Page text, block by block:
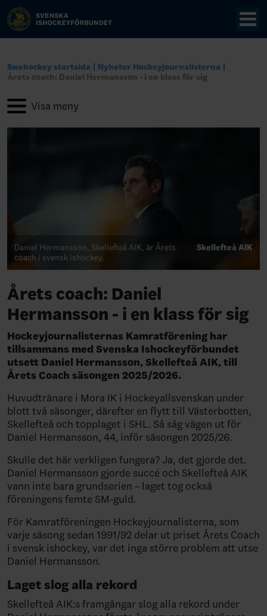
Swehockey startsida
Nyheter Hockeyjournalisterna
Årets coach: Daniel Hermansson - i en klass för sig
Daniel Hermansson, Skellefteå AIK, är Årets
coach i svensk ishockey.
Skellefteå AIK
Årets coach: Daniel
Hermansson - i en klass för sig
Hockeyjournalisternas Kamratförening har
tillsammans med Svenska Ishockeyförbundet
utsett Daniel Hermansson, Skellefteå AIK, till
Årets Coach säsongen 2025/2026.
Huvudtränare i Mora IK i Hockeyallsvenskan under
blott två säsonger, därefter en flytt till Västerbotten,
Skellefteå och topplaget i SHL. Så såg vägen ut för
Daniel Hermansson, 44, inför säsongen 2025/26.
Skulle det här verkligen fungera? Ja, det gjorde det.
Daniel Hermansson gjorde succé och Skellefteå AIK
vann inte bara grundserien – laget tog också
föreningens femte SM-guld.
För Kamratföreningen Hockeyjournalisterna, som
varje säsong sedan 1991/92 delar ut priset Årets Coach
i svensk ishockey, var det inga större problem att utse
Daniel Hermansson.
Laget slog alla rekord
Skellefteå AIK:s framgångar slog alla rekord under